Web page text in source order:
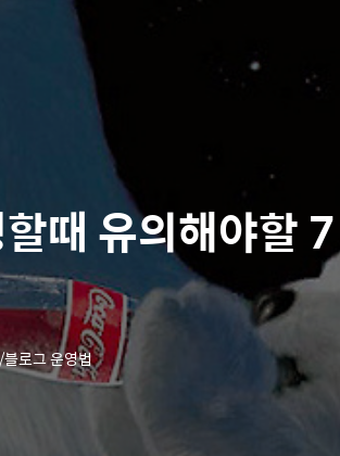
때 유의해야할 7
로그 운영법